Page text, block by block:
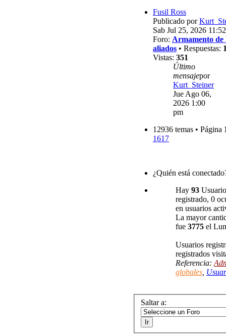
Fusil Ross
Publicado por
Sab Jul 25, 2026
Foro: Armamento de
aliados • Respuestas:
Vistas: 351
Último
mensajepor
Kurt_Steiner
Jue Ago 06,
2026 1:00
pm
12936 temas • Página
1617
¿Quién está
Hay 93
registrado, 0
en usuarios
La mayor
fue 3775 el
Usuarios
registrados
Referencia:
globales,
Saltar a: